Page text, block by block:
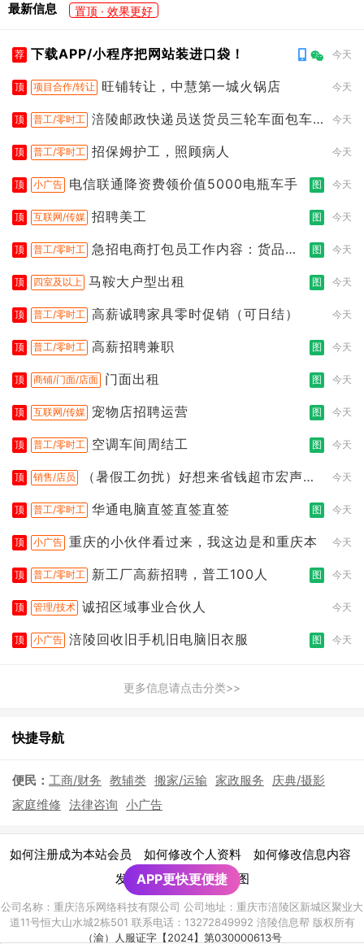
最新信息 置顶 · 效果更好
荐 下载APP/小程序把网站装进口袋！ 今天
顶 项目合作/转让 旺铺转让，中慧第一城火锅店 今天
顶 普工/零时工 涪陵邮政快递员送货员三轮车面包车
今天
顶 普工/零时工 招保姆护工，照顾病人 今天
顶 小广告 电信联通降资费领价值5000电瓶车手 图 今天
顶 互联网/传媒 招聘美工 图 今天
顶 普工/零时工 急招电商打包员工作内容：货品分
图 今天
顶 四室及以上 马鞍大户型出租 图 今天
顶 普工/零时工 高薪诚聘家具零时促销（可日结） 今天
顶 普工/零时工 高薪招聘兼职 图 今天
顶 商铺/门面/店面 门面出租 图 今天
顶 互联网/传媒 宠物店招聘运营 图 今天
顶 普工/零时工 空调车间周结工 图 今天
顶 销售/店员
（暑假工勿扰）好想来省钱超市宏声桥
今天
顶 普工/零时工 华通电脑直签直签直签 图 今天
顶 小广告 重庆的小伙伴看过来，我这边是和重庆本 今天
顶 普工/零时工 新工厂高薪招聘，普工100人 图 今天
顶 管理/技术 诚招区域事业合伙人 今天
顶 小广告 涪陵回收旧手机旧电脑旧衣服 图 今天
更多信息请点击分类>>
快捷导航
便民： 工商/财务 教辅类 搬家/运输 家政服务
庆典/摄影
家庭维修 法律咨询 小广告
如何注册成为本站会员 如何修改个人资料 如何修改信息内容
发布广告须知 | 网站地图
公司名称：重庆涪乐网络科技有限公司 公司地址：重庆市涪陵区新城区聚业大
道11号恒大山水城2栋501 联系电话：13272849992 涪陵信息帮 版权所有
（渝）人服证字【2024】第030000613号
APP更快更便捷